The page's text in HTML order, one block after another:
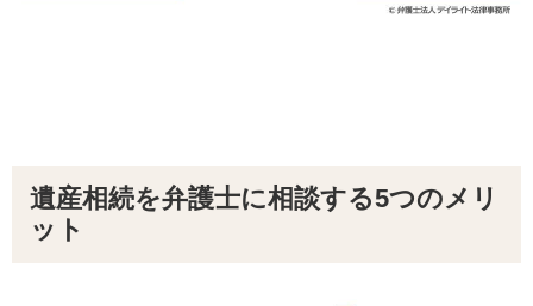
遺産相続を弁護士に相談する5つのメリ
ット